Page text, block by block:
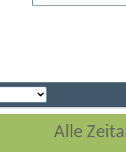
Alle